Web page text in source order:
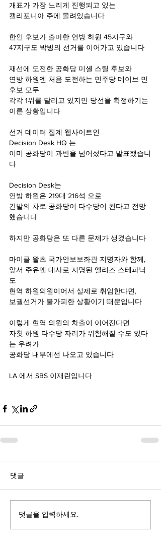
개표가 가장 느리게 진행되고 있는
캘리포니아 주에 몰려있습니다
한인 후보가 출마한 연방 하원 45지구와
47지구도 박빙의 선거를 이어가고 있습니다
재선에 도전한 공화당 미셸 스틸 후보와
연방 하원엔 처음 도전하는 민주당 데이브 민
후보 모두
각각 1위를 달리고 있지만 당선을 확정하기는
이른 상황입니다
선거 데이터 집계 웹사이트인
Decision Desk HQ 는
이미 공화당이 과반을 넘어섰다고 발표했습니
다
Decision Desk는
연방 하원은 219대 216석 으로
간발의 차로 공화당이 다수당이 된다고 전망
했습니다
하지만 공화당은 또 다른 문제가 생겼습니다
마이클 왈츠 국가안보보좌관 지명자와 함께,
앞서 주유엔 대사로 지명된 엘리즈 스테파닉
도
현역 하원의원이어서 실제로 취임한다면,
보궐선거가 불가피한 상황이기 때문입니다
이렇게 현역 의원의 차출이 이어진다면
자칫 하원 다수당 자리가 위험해질 수도 있다
는 우려가
공화당 내부에선 나오고 있습니다
LA 에서 SBS 이재린입니다
댓글
댓글을 입력하세요.